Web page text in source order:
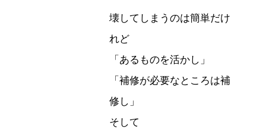
壊してしまうのは簡単だけ
れど
「あるものを活かし」
「補修が必要なところは補
修し」
そして